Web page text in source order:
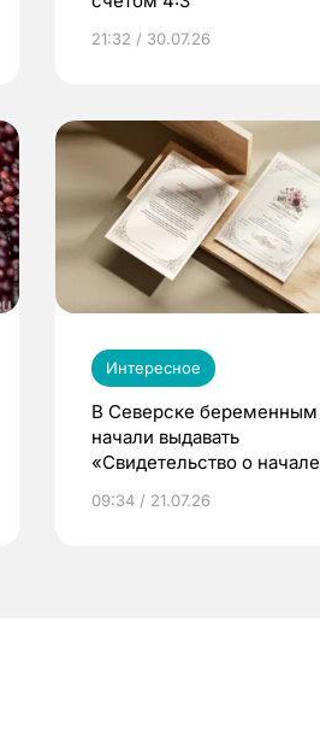
21:32 / 30.07.26
Интересное
В Северске беременным
начали выдавать
«Свидетельство о начале
09:34 / 21.07.26